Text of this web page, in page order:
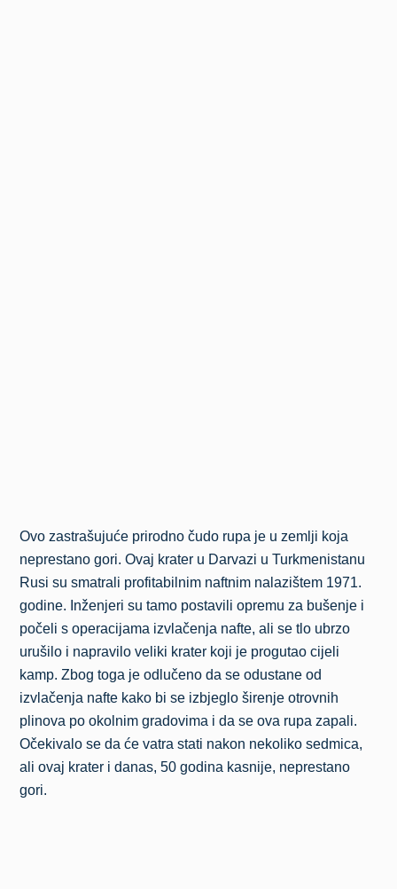
Ovo zastrašujuće prirodno čudo rupa je u zemlji koja
neprestano gori. Ovaj krater u Darvazi u Turkmenistanu
Rusi su smatrali profitabilnim naftnim nalazištem 1971.
godine. Inženjeri su tamo postavili opremu za bušenje i
počeli s operacijama izvlačenja nafte, ali se tlo ubrzo
urušilo i napravilo veliki krater koji je progutao cijeli
kamp. Zbog toga je odlučeno da se odustane od
izvlačenja nafte kako bi se izbjeglo širenje otrovnih
plinova po okolnim gradovima i da se ova rupa zapali.
Očekivalo se da će vatra stati nakon nekoliko sedmica,
ali ovaj krater i danas, 50 godina kasnije, neprestano
gori.